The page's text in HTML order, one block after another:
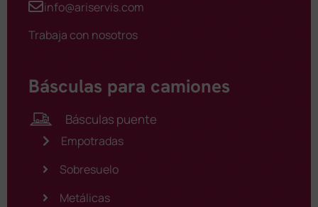
info@ariservis.com
Trabaja con nosotros
Básculas para camiones
Básculas puente
Empotradas
Sobresuelo
Metálicas